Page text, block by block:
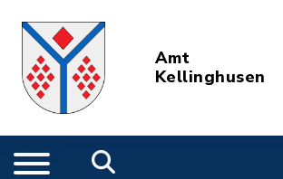
Amt
Kellinghusen